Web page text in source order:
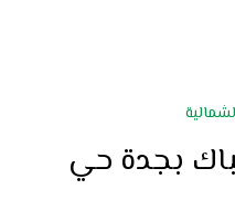
بجدة حي